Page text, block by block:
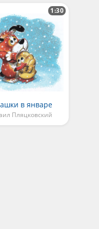
в январе
Пляцковский
1:30